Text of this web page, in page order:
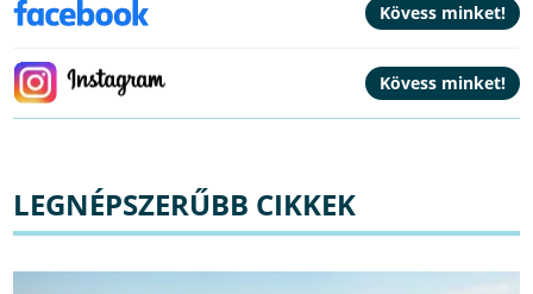
LEGNÉPSZERŰBB CIKKEK